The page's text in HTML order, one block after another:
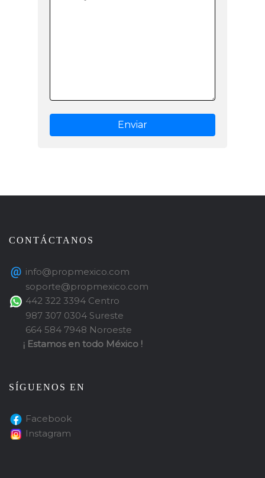
CONTÁCTANOS
info@propmexico.com
soporte@propmexico.com
442 322 3394 Centro
987 307 0304 Sureste
664 584 7948 Noroeste
¡ Estamos en todo México !
SÍGUENOS EN
Facebook
Instagram